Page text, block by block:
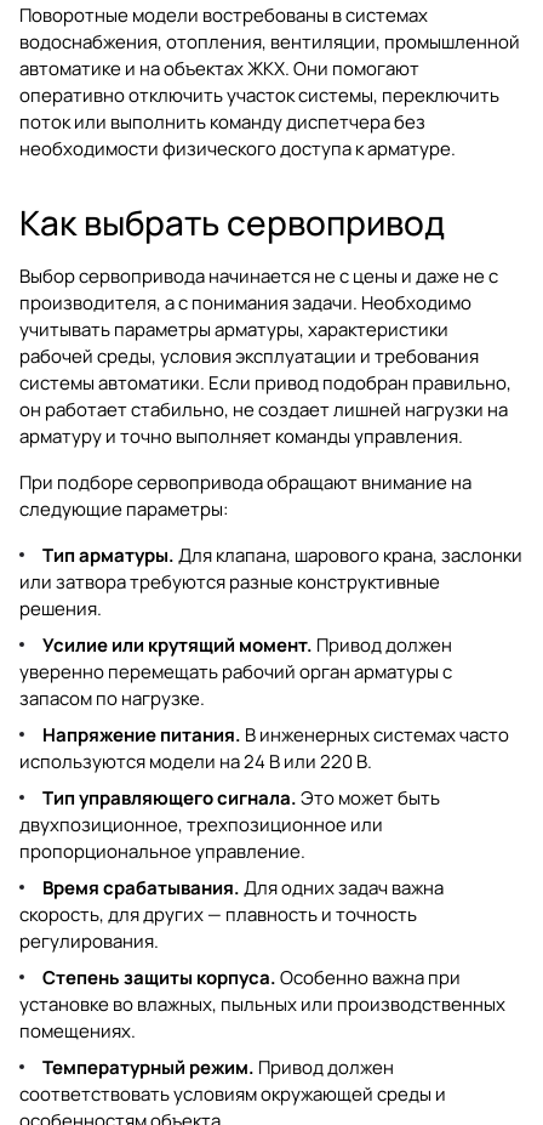
Поворотные модели востребованы в системах
водоснабжения, отопления, вентиляции, промышленной
автоматике и на объектах ЖКХ. Они помогают
оперативно отключить участок системы, переключить
поток или выполнить команду диспетчера без
необходимости физического доступа к арматуре.
Как выбрать сервопривод
Выбор сервопривода начинается не с цены и даже не с
производителя, а с понимания задачи. Необходимо
учитывать параметры арматуры, характеристики
рабочей среды, условия эксплуатации и требования
системы автоматики. Если привод подобран правильно,
он работает стабильно, не создает лишней нагрузки на
арматуру и точно выполняет команды управления.
При подборе сервопривода обращают внимание на
следующие параметры:
Тип арматуры.Для клапана, шарового крана, заслонки
или затвора требуются разные конструктивные
решения.
Усилие или крутящий момент. Привод должен
уверенно перемещать рабочий орган арматуры с
запасом по нагрузке.
Напряжение питания. В инженерных системах часто
используются модели на 24 В или 220 В.
Тип управляющего сигнала.Это может быть
двухпозиционное, трехпозиционное или
пропорциональное управление.
Время срабатывания.Для одних задач важна
скорость, для других — плавность и точность
регулирования.
Степень защиты корпуса.Особенно важна при
установке во влажных, пыльных или производственных
помещениях.
Температурный режим. Привод должен
соответствовать условиям окружающей среды и